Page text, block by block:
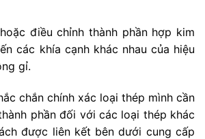
điều chỉnh thành phần hợp kim
các khía cạnh khác nhau của hiệu
gỉ.
chắn chính xác loại thép mình cần
phần đối với các loại thép khác
được liên kết bên dưới cung cấp